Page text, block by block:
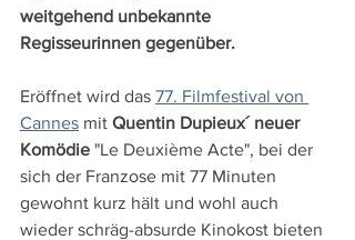
weitgehend unbekannte
Regisseurinnen gegenüber.
Eröffnet wird das 77. Filmfestival von
Cannes mit Quentin Dupieux´ neuer
Komödie "Le Deuxième Acte", bei der
sich der Franzose mit 77 Minuten
gewohnt kurz hält und wohl auch
wieder schräg-absurde Kinokost bieten